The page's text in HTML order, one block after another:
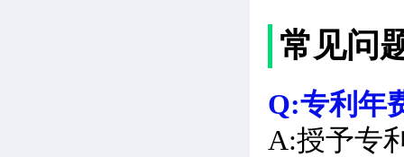
常见问
Q:专利年
A:授予专